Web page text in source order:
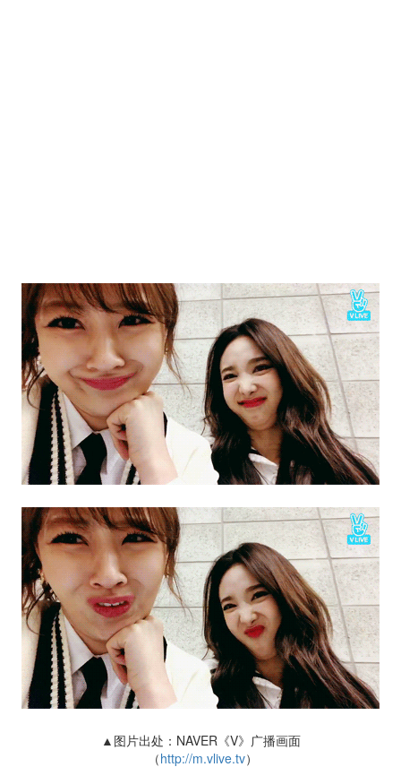
▲图片出处：NAVER《V》广播画面
（http://m.vlive.tv）